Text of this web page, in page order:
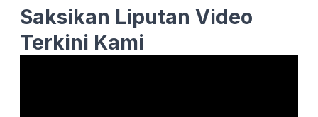
Saksikan Liputan Video
Terkini Kami